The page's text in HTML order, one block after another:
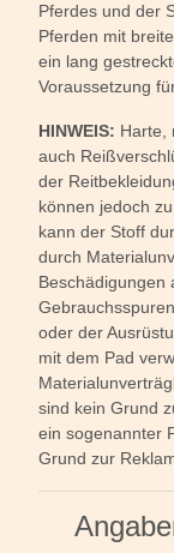
Pferdes und der
Pferden mit
ein lang
Voraussetzung
HINWEIS: Harte,
auch
der
können jedoch
kann der Stoff
durch
Beschädigungen
oder der
mit dem Pad
sind kein Grund
ein sogenannter
Grund zur